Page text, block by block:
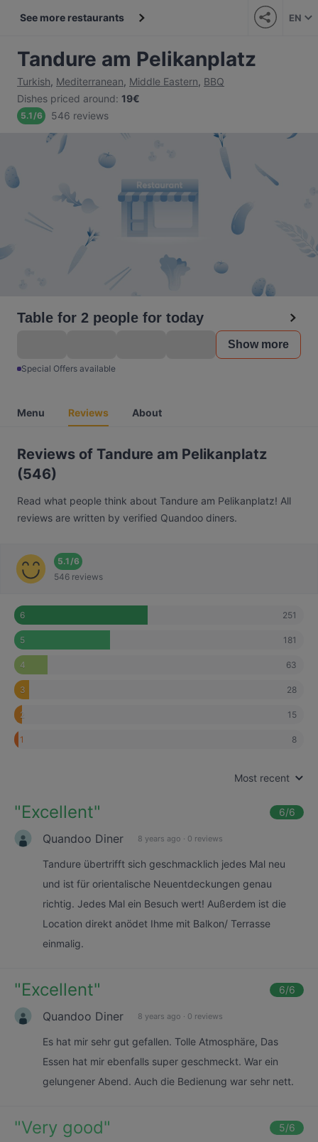
See more restaurants EN
Tandure am Pelikanplatz
Turkish, Mediterranean, Middle Eastern, BBQ
Dishes priced around: 19€
5.1/6 546 reviews
Table for 2 people for today
Show more
Special Offers available
Menu Reviews About
Reviews of Tandure am Pelikanplatz
(546)
Read what people think about Tandure am Pelikanplatz! All
reviews are written by verified Quandoo diners.
5.1/6
546 reviews
6 251
5 181
4 63
3 28
2 15
1 8
Most recent
"Excellent" 6/6
Quandoo Diner 8 years ago · 0 reviews
Tandure übertrifft sich geschmacklich jedes Mal neu
und ist für orientalische Neuentdeckungen genau
richtig. Jedes Mal ein Besuch wert! Außerdem ist die
Location direkt anödet Ihme mit Balkon/ Terrasse
einmalig.
"Excellent" 6/6
Quandoo Diner 8 years ago · 0 reviews
Es hat mir sehr gut gefallen. Tolle Atmosphäre, Das
Essen hat mir ebenfalls super geschmeckt. War ein
gelungener Abend. Auch die Bedienung war sehr nett.
"Very good" 5/6